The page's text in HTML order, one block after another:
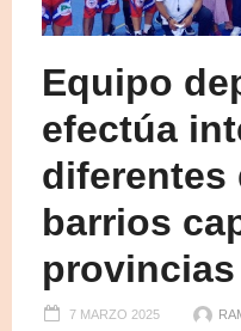
Equipo
efectúa
diferentes
barrios
provincias
7 MARZO 2025